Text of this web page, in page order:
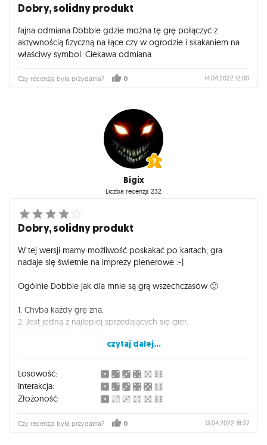
Dobry, solidny produkt
fajna odmiana Dbbble gdzie można tę grę połączyć z
aktywnością fizyczną na łące czy w ogrodzie i skakaniem na
właściwy symbol. Ciekawa odmiana
Czy recenzja była przydatna? 0 14.04.2022 12:00
Bigix
Liczba recenzji: 232
Dobry, solidny produkt
W tej wersji mamy możliwość poskakać po kartach, gra
nadaje się świetnie na imprezy plenerowe :-)
Ogólnie Dobble jak dla mnie są grą wszechczasów 🙂
1. Chyba każdy grę zna.
2. Jest jedną z najlepiej sprzedających się gier.
4. Sprawdza się jako gra imprezowa, rodzinna, dla dzieci, a
niektóre wydania mogą być nawet kolekcjonerskie 😉
5. Można grać w małym gronie i w dużych grupach.
6. Wiekowo myślę, że grać mogą już 3-4 latki, górna granica
nie istnieje 🙂
7. Grę w małej puszce zabierzemy ze sobą wszędzie.
8. Wersja wodoodporna ułatwia granie na plaży.
9. W wersji XXL dochodzi jeszcze możliwość rozruszania się 😉
czytaj dalej...
Losowość:
Interakcja:
Złożoność:
Czy recenzja była przydatna? 0 13.04.2022 18:37